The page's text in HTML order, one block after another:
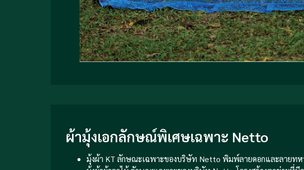
ผ้ามุ้งเอกลักษณ์พิเศษเฉพาะ Netto
มุ้งผ้า KT ลักษณะเฉพาะของบริษัท Netto พิมพ์ลายดอกและลายทห